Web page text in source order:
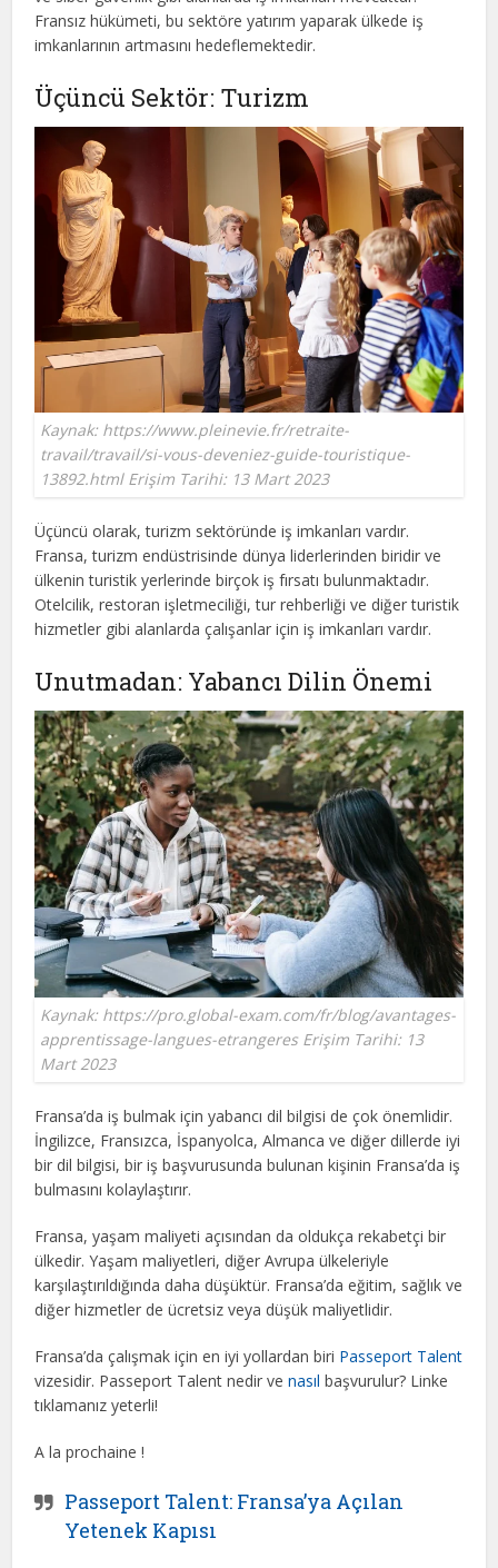
Fransız hükümeti, bu sektöre yatırım yaparak ülkede iş
imkanlarının artmasını hedeflemektedir.
Üçüncü Sektör: Turizm
Kaynak: https://www.pleinevie.fr/retraite-
travail/travail/si-vous-deveniez-guide-touristique-
13892.html Erişim Tarihi: 13 Mart 2023
Üçüncü olarak, turizm sektöründe iş imkanları vardır.
Fransa, turizm endüstrisinde dünya liderlerinden biridir ve
ülkenin turistik yerlerinde birçok iş fırsatı bulunmaktadır.
Otelcilik, restoran işletmeciliği, tur rehberliği ve diğer turistik
hizmetler gibi alanlarda çalışanlar için iş imkanları vardır.
Unutmadan: Yabancı Dilin Önemi
Kaynak: https://pro.global-exam.com/fr/blog/avantages-
apprentissage-langues-etrangeres Erişim Tarihi: 13
Mart 2023
Fransa’da iş bulmak için yabancı dil bilgisi de çok önemlidir.
İngilizce, Fransızca, İspanyolca, Almanca ve diğer dillerde iyi
bir dil bilgisi, bir iş başvurusunda bulunan kişinin Fransa’da iş
bulmasını kolaylaştırır.
Fransa, yaşam maliyeti açısından da oldukça rekabetçi bir
ülkedir. Yaşam maliyetleri, diğer Avrupa ülkeleriyle
karşılaştırıldığında daha düşüktür. Fransa’da eğitim, sağlık ve
diğer hizmetler de ücretsiz veya düşük maliyetlidir.
Fransa’da çalışmak için en iyi yollardan biri Passeport Talent
vizesidir. Passeport Talent nedir venasıl başvurulur? Linke
tıklamanız yeterli!
A la prochaine !
Passeport Talent: Fransa’ya Açılan
Yetenek Kapısı